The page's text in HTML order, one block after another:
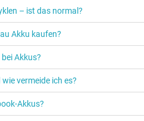
– ist das normal?
Akku kaufen?
Akkus?
vermeide ich es?
Akkus?